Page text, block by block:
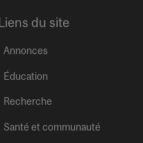
Liens du site
Annonces
Éducation
Recherche
Santé et communauté